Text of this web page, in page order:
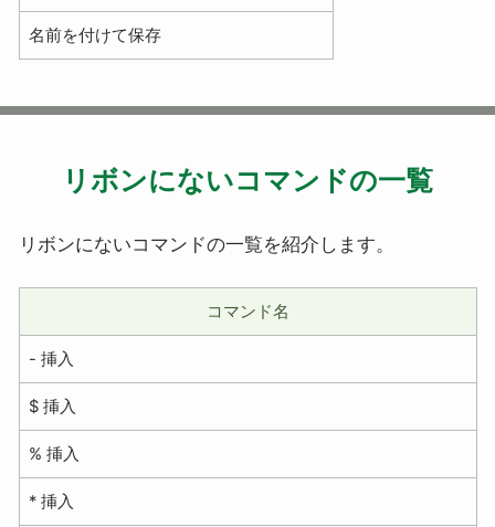
名前を付けて保存
リボンにないコマンドの一覧
リボンにないコマンドの一覧を紹介します。
コマンド名
- 挿入
$ 挿入
% 挿入
* 挿入